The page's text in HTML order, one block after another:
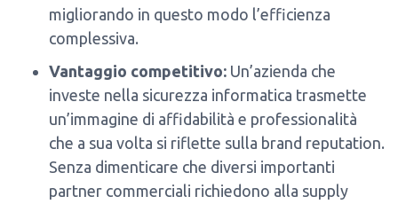
migliorando in questo modo l’efficienza
complessiva.
Vantaggio competitivo: Un’azienda che
investe nella sicurezza informatica trasmette
un’immagine di affidabilità e professionalità
che a sua volta si riflette sulla brand reputation.
Senza dimenticare che diversi importanti
partner commerciali richiedono alla supply